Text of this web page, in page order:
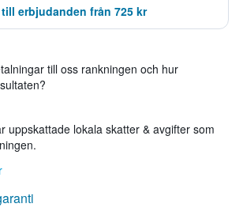
till erbjudanden från 725 kr
till oss rankningen och hur
uppskattade lokala skatter & avgifter som